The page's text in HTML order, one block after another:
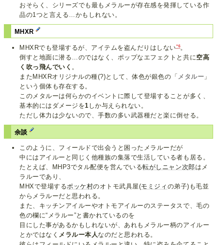
おそらく、シリーズでも最もメラルーが存在感を発揮している作
品の1つと言える…かもしれない。
MHXR
MHXRでも登場するが、アイテムを盗んだりはしない*6 。
倒すと地面に潜る…のではなく、ポップなエフェクトと共に 空高
く吹っ飛んでいく 。
またMHXRオリジナルの種(?)として、体色が銀色の「 メタルー 」
という個体も存在する。
このメタルーは何らかのイベントに際して登場することが多く、
基本的にはダメージを1 しか与えられない。
ただし体力は少ないので、手数の多い武器種だと楽に倒せる。
余談
このように、フィールドで出会うと困ったメラルーだが
中にはアイルーと同じく他種族の集落で生活している者も居る。
たとえば、MHP3でタル配便を営んでいる転がしニャン次郎 はメ
ラルーであり、
MHXで登場するポッケ村のオトモ武具屋(モミジィ の弟子)も毛並
からメラルーだと思われる。
また、キッチンアイルーやオトモアイルーのステータスで、毛の
色の欄に“メラルー”と書かれているのを
目にした事があるかもしれないが、あれもメラルー柄のアイルー
とかではなく メラルー本人なのだと思われる。